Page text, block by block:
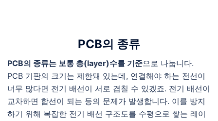
PCB의 종류
PCB의 종류는 보통 층(layer)수를 기준으로 나눕니다.
PCB 기판의 크기는 제한돼 있는데, 연결해야 하는 전선이
너무 많다면 전기 배선이 서로 겹칠 수 있겠죠. 전기 배선이
교차하면 합선이 되는 등의 문제가 발생합니다. 이를 방지
하기 위해 복잡한 전기 배선 구조도를 수평으로 쌓는 레이